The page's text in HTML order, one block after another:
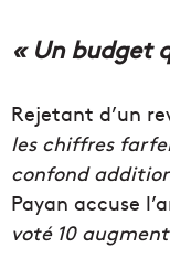
« Un budget
Rejetant d’un
les chiffres
confond
Payan accuse
voté 10